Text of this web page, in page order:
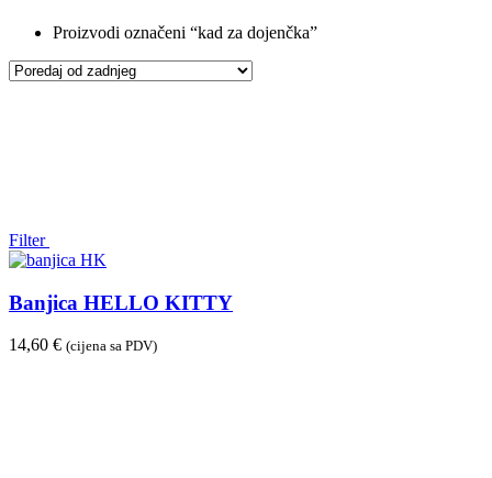
Proizvodi označeni “kad za dojenčka”
Filter
Banjica HELLO KITTY
14,60 € (cijena sa PDV)